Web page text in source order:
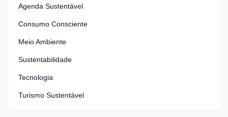
Agenda Sustentável
Consumo Consciente
Meio Ambiente
Sustentabilidade
Tecnologia
Turismo Sustentável